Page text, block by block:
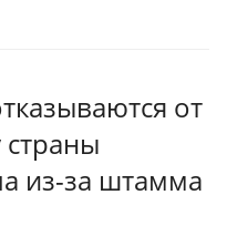
от
страны
из-за штамма